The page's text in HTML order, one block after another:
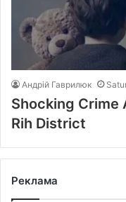
Андрій Гаврилюк
Shocking Crime
Rih District
Реклама